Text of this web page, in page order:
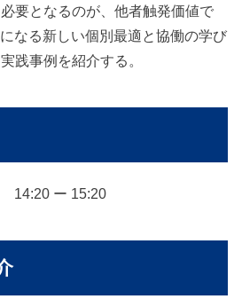
要となるのが、他者触発価値で
なる新しい個別最適と協働の学び
践事例を紹介する。
14:20 ー 15:20